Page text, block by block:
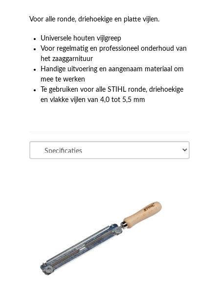
Voor alle ronde, driehoekige en platte vijlen.
Universele houten vijlgreep
Voor regelmatig en professioneel onderhoud van
het zaaggarnituur
Handige uitvoering en aangenaam materiaal om
mee te werken
Te gebruiken voor alle STIHL ronde, driehoekige
en vlakke vijlen van 4,0 tot 5,5 mm